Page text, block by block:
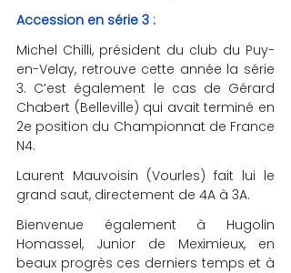
Accession en série 3 :
Michel Chilli, président du club du Puy-
en-Velay, retrouve cette année la série
3. C’est également le cas de Gérard
Chabert (Belleville) qui avait terminé en
2e position du Championnat de France
N4.
Laurent Mauvoisin (Vourles) fait lui le
grand saut, directement de 4A à 3A.
Bienvenue également à Hugolin
Homassel, Junior de Meximieux, en
beaux progrès ces derniers temps et à